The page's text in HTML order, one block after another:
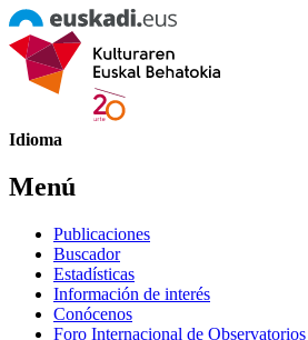
Idioma
Menú
Publicaciones
Buscador
Estadísticas
Información de interés
Conócenos
Foro Internacional de